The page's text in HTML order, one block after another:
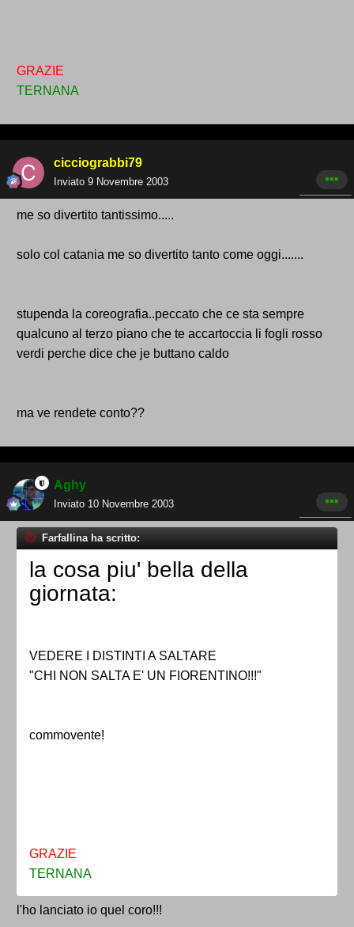
GRAZIE
TERNANA
cicciograbbi79
Inviato 9 Novembre 2003
me so divertito tantissimo.....
solo col catania me so divertito tanto come oggi.......
stupenda la coreografia..peccato che ce sta sempre
qualcuno al terzo piano che te accartoccia li fogli rosso
verdi perche dice che je buttano caldo
ma ve rendete conto??
Aghy
Inviato 10 Novembre 2003
Farfallina ha scritto:
la cosa piu' bella della
giornata:
VEDERE I DISTINTI A SALTARE
"CHI NON SALTA E' UN FIORENTINO!!!"
commovente!
GRAZIE
TERNANA
l'ho lanciato io quel coro!!!